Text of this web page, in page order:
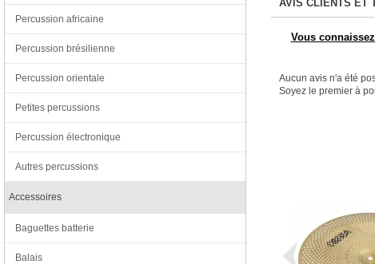
AVIS CLIENTS ET
Vous
Aucun avis n'a été
Soyez le premier à
Percussion africaine
Percussion brésilienne
Percussion orientale
Petites percussions
Percussion électronique
Autres percussions
Accessoires
Baguettes batterie
Balais